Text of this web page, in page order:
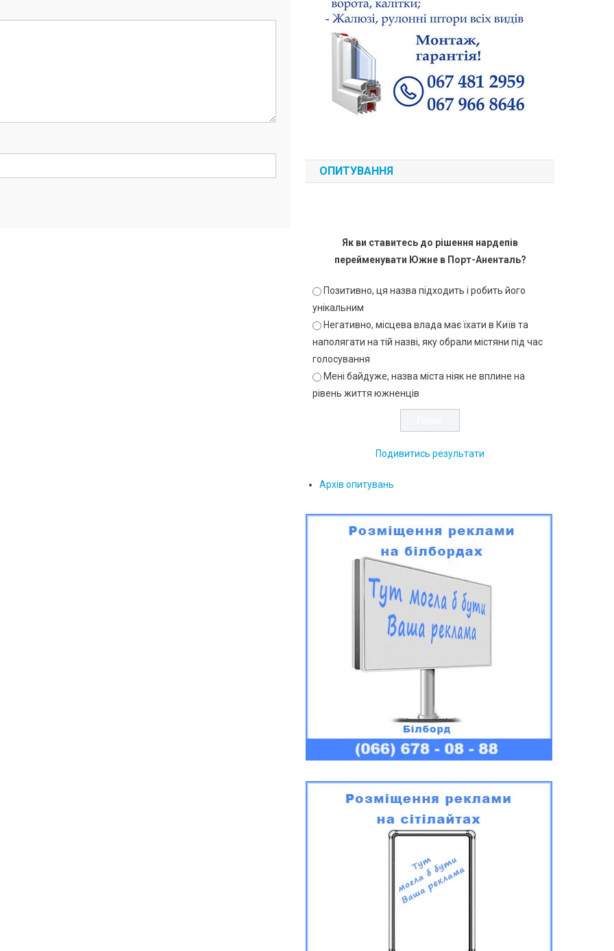
ОПИТУВАННЯ
Як ви ставитесь до рішення нардепів
перейменувати Южне в Порт-Аненталь?
Позитивно, ця назва підходить і робить його
унікальним
Негативно, місцева влада має їхати в Київ та
наполягати на тій назві, яку обрали містяни під час
голосування
Мені байдуже, назва міста ніяк не вплине на
рівень життя южненців
Подивитись результати
Архів опитувань